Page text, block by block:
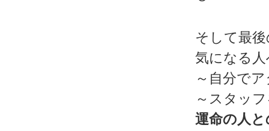
そして最
気になる
～自分で
～スタッ
運命の人